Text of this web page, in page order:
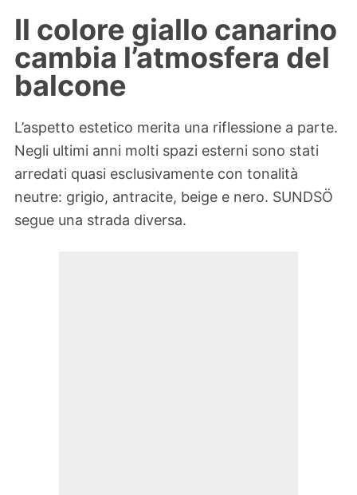
Il colore giallo canarino
cambia l’atmosfera del
balcone
L’aspetto estetico merita una riflessione a parte.
Negli ultimi anni molti spazi esterni sono stati
arredati quasi esclusivamente con tonalità
neutre: grigio, antracite, beige e nero. SUNDSÖ
segue una strada diversa.